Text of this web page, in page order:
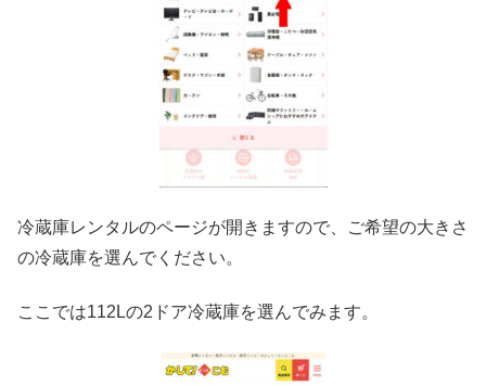
冷蔵庫レンタルのページが開きますので、ご希望の大きさ
の冷蔵庫を選んでください。
ここでは112Lの2ドア冷蔵庫を選んでみます。